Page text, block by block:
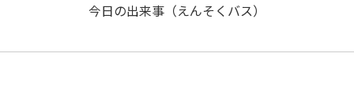
今日の出来事（えんそくバス）